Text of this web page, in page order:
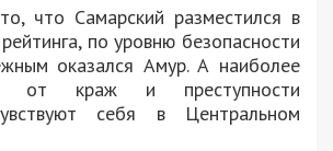
что Самарский разместился в
по уровню безопасности
оказался Амур. А наиболее
от краж и преступности
себя в Центральном